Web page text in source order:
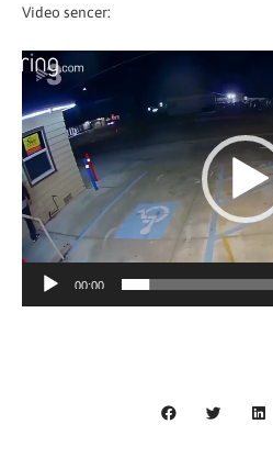
Video sencer:
Reproductor
de
vídeo
00:00